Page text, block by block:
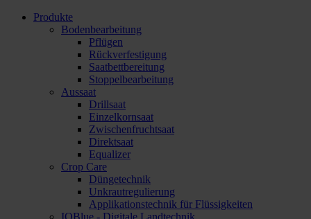
Produkte
Bodenbearbeitung
Pflügen
Rückverfestigung
Saatbettbereitung
Stoppelbearbeitung
Aussaat
Drillsaat
Einzelkornsaat
Zwischenfruchtsaat
Direktsaat
Equalizer
Crop Care
Düngetechnik
Unkrautregulierung
Applikationstechnik für Flüssigkeiten
IQBlue - Digitale Landtechnik